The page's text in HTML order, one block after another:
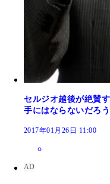
セルジオ越後が絶賛
手にはならないだろう
2017年01月26日 11:00